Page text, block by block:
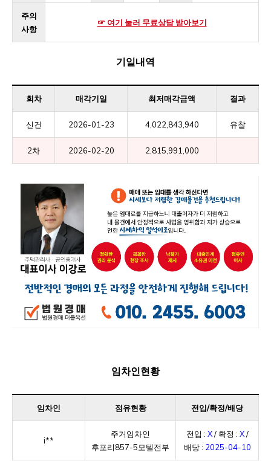
주의
사항
☞ 여기 눌러 무료상담 받아보기
기일내역
회차 매각기일 최저매각금액 결과
신건 2026-01-23 4,022,843,940 유찰
2차 2026-02-20 2,815,991,000
임차인현황
임차인 점유현황 전입/확정/배당
i**
주거임차인
후포리857-5모텔전부
전입 : X/ 확정 : X/
배당 : 2025-04-10